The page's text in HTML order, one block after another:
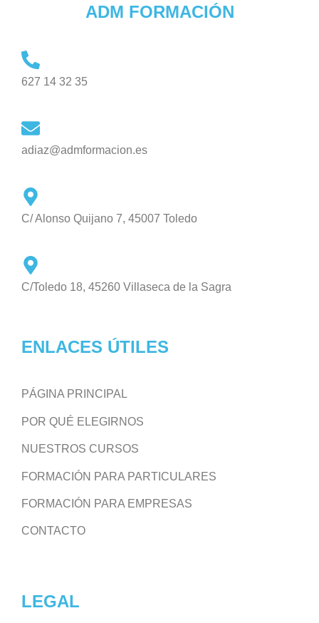
ADM FORMACIÓN
627 14 32 35
adiaz@admformacion.es
C/ Alonso Quijano 7, 45007 Toledo
C/Toledo 18, 45260 Villaseca de la Sagra
ENLACES ÚTILES
PÁGINA PRINCIPAL
POR QUÉ ELEGIRNOS
NUESTROS CURSOS
FORMACIÓN PARA PARTICULARES
FORMACIÓN PARA EMPRESAS
CONTACTO
LEGAL